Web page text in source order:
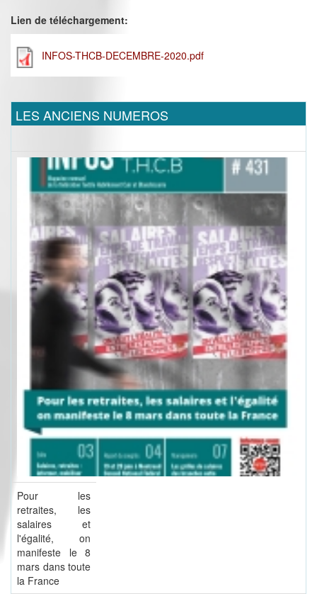
Lien de téléchargement:
INFOS-THCB-DECEMBRE-2020.pdf
LES ANCIENS NUMEROS
Pour les
retraites, les
salaires et
l'égalité, on
manifeste le 8
mars dans toute
la France